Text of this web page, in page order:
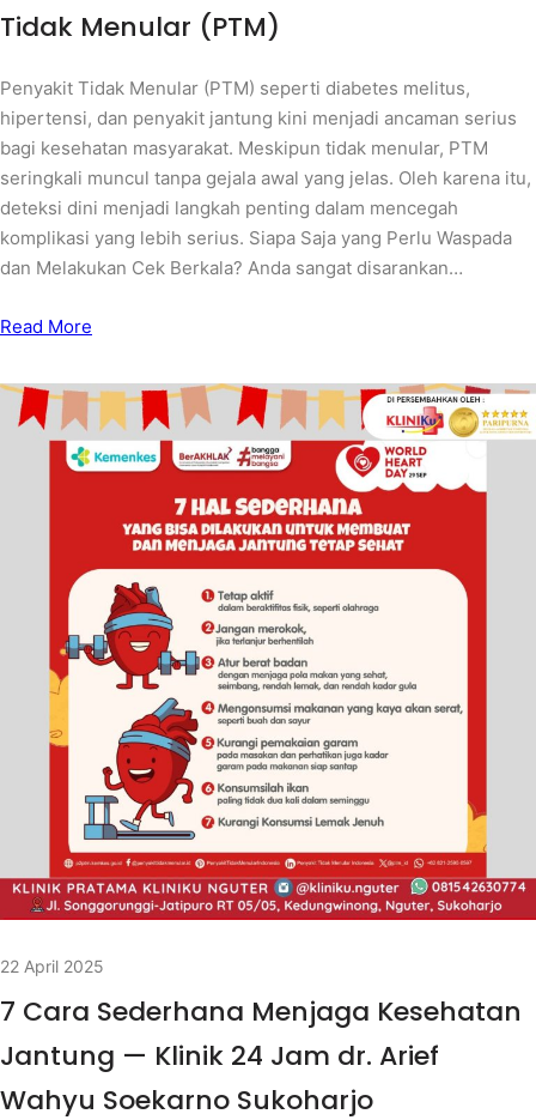
Tidak Menular (PTM)
Penyakit Tidak Menular (PTM) seperti diabetes melitus,
hipertensi, dan penyakit jantung kini menjadi ancaman serius
bagi kesehatan masyarakat. Meskipun tidak menular, PTM
seringkali muncul tanpa gejala awal yang jelas. Oleh karena itu,
deteksi dini menjadi langkah penting dalam mencegah
komplikasi yang lebih serius. Siapa Saja yang Perlu Waspada
dan Melakukan Cek Berkala? Anda sangat disarankan…
Read More
22 April 2025
7 Cara Sederhana Menjaga Kesehatan
Jantung — Klinik 24 Jam dr. Arief
Wahyu Soekarno Sukoharjo